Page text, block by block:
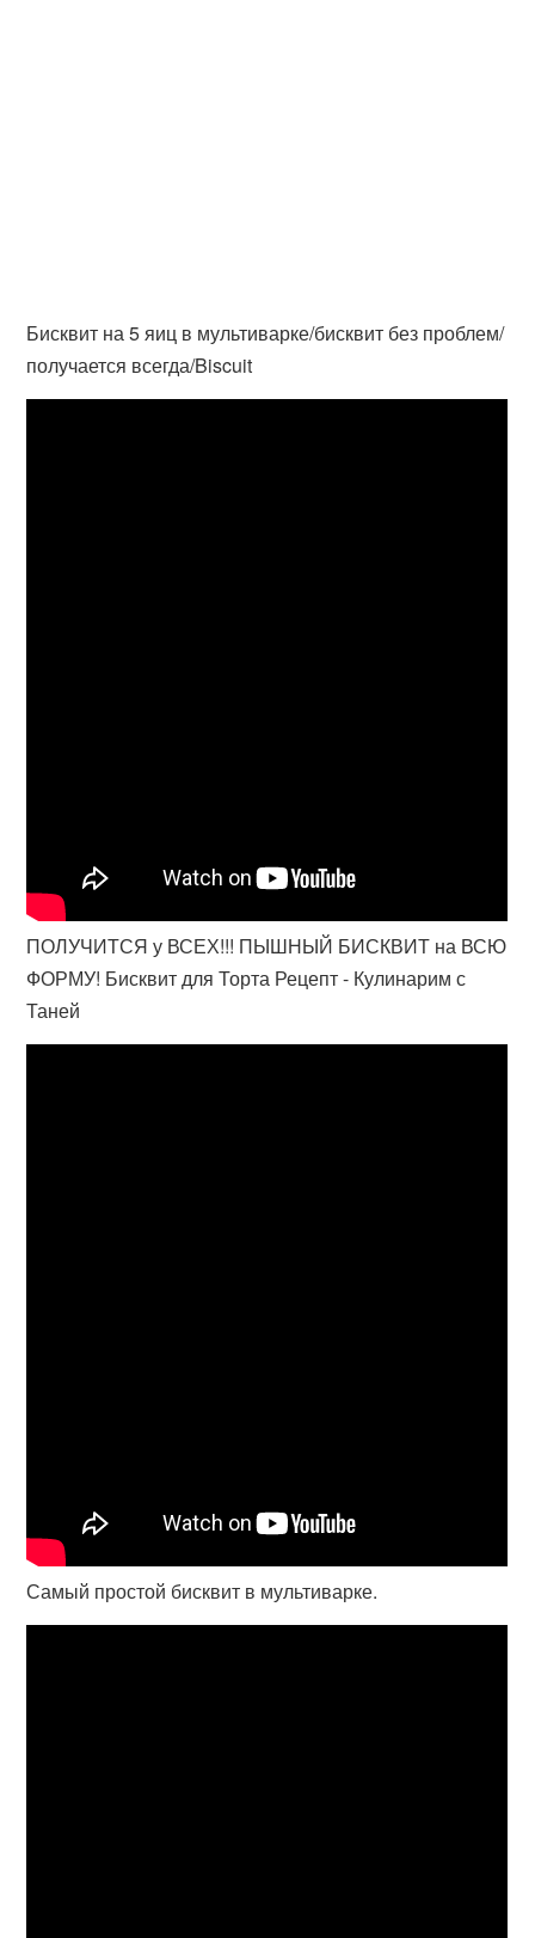
Бисквит на 5 яиц в мультиварке/бисквит без проблем/
получается всегда/Biscuit
ПОЛУЧИТСЯ у ВСЕХ!!! ПЫШНЫЙ БИСКВИТ на ВСЮ
ФОРМУ! Бисквит для Торта Рецепт - Кулинарим с
Таней
Самый простой бисквит в мультиварке.